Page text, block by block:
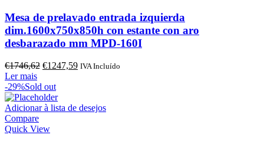
Mesa de prelavado entrada izquierda
dim.1600x750x850h con estante con aro
desbarazado mm MPD-160I
€1746,62 O
original
era:
€1746,62.
€1247,59O
€1247,59.
IVA Incluído
Ler mais
-29%Sold out
Adicionar à lista de desejos
Compare
Quick View